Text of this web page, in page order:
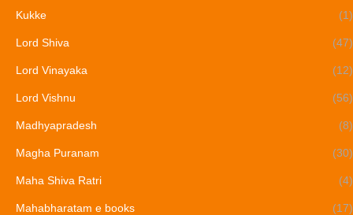
Kukke (1)
Lord Shiva (47)
Lord Vinayaka (12)
Lord Vishnu (56)
Madhyapradesh (8)
Magha Puranam (30)
Maha Shiva Ratri (4)
Mahabharatam e books (17)